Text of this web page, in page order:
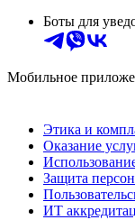
Боты для
Мобильное
Этика и
Оказание
Защита
ИТ